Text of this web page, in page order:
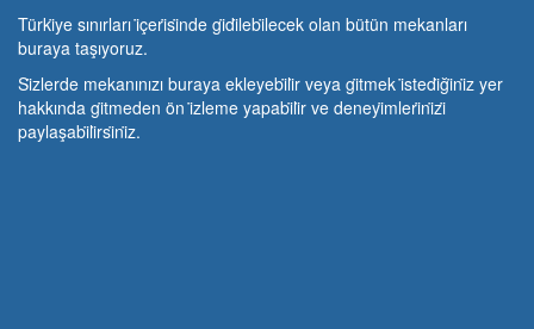
Türki̇ye sınırları i̇çeri̇si̇nde gi̇di̇lebi̇lecek olan bütün mekanları
buraya taşıyoruz.
Si̇zlerde mekanınızı buraya ekleyebi̇li̇r veya gi̇tmek i̇stedi̇ği̇ni̇z yer
hakkında gi̇tmeden ön i̇zleme yapabi̇li̇r ve deneyi̇mleri̇ni̇zi̇
paylaşabi̇li̇rsi̇ni̇z.